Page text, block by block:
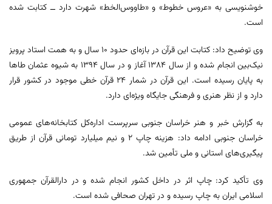
خوشنویسی به «عروس خطوط» و «طاووس‌الخط» شهرت دارد ــ کتابت شده
است.
وی توضیح داد: کتابت این قرآن در بازه‌ای حدود ۱۰ سال و به همت استاد پرویز
نیک‌بین انجام شده و از سال ۱۳۸۴ آغاز و در سال ۱۳۹۴ به شیوه عثمان طاها
به پایان رسیده است. این قرآن در شمار ۲۴ قرآن خطی موجود در کشور قرار
دارد و از نظر هنری و فرهنگی جایگاه ویژه‌ای دارد.
به گزارش خبر و هنر خراسان جنوبی سرپرست اداره‌کل کتابخانه‌های عمومی
خراسان جنوبی ادامه داد: هزینه چاپ ۲ و نیم میلیارد تومانی قرآن از طریق
پیگیری‌های استانی و ملی تأمین شد.
وی تأکید کرد: چاپ اثر در داخل کشور انجام شده و در دارالقرآن جمهوری
اسلامی ایران به چاپ رسیده و در تهران صحافی شده است.